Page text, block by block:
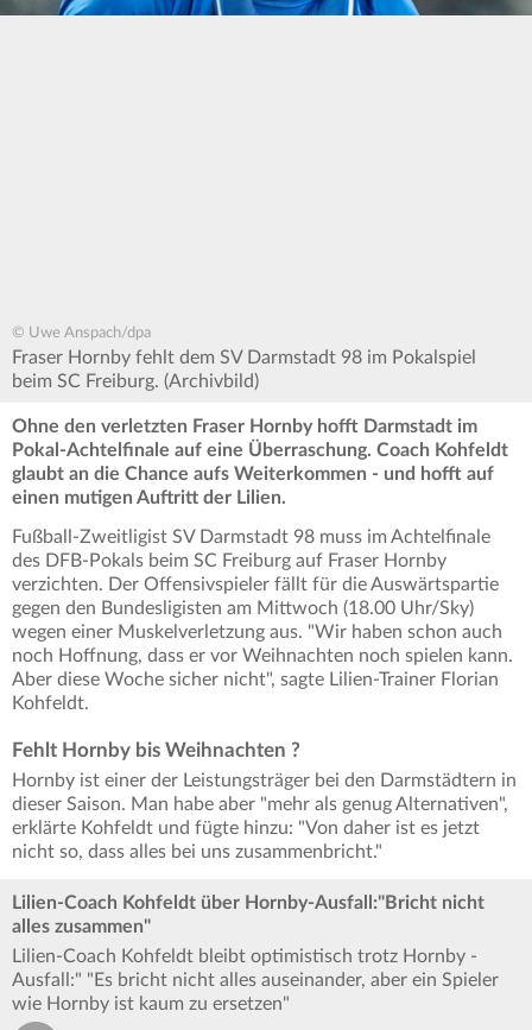
© Uwe Anspach/dpa
Fraser Hornby fehlt dem SV Darmstadt 98 im Pokalspiel
beim SC Freiburg. (Archivbild)
Ohne den verletzten Fraser Hornby hofft Darmstadt im
Pokal-Achtelfinale auf eine Überraschung. Coach Kohfeldt
glaubt an die Chance aufs Weiterkommen - und hofft auf
einen mutigen Auftritt der Lilien.
Fußball-Zweitligist SV Darmstadt 98 muss im Achtelfinale
des DFB-Pokals beim SC Freiburg auf Fraser Hornby
verzichten. Der Offensivspieler fällt für die Auswärtspartie
gegen den Bundesligisten am Mittwoch (18.00 Uhr/Sky)
wegen einer Muskelverletzung aus. "Wir haben schon auch
noch Hoffnung, dass er vor Weihnachten noch spielen kann.
Aber diese Woche sicher nicht", sagte Lilien-Trainer Florian
Kohfeldt.
Fehlt Hornby bis Weihnachten ?
Hornby ist einer der Leistungsträger bei den Darmstädtern in
dieser Saison. Man habe aber "mehr als genug Alternativen",
erklärte Kohfeldt und fügte hinzu: "Von daher ist es jetzt
nicht so, dass alles bei uns zusammenbricht."
Lilien-Coach Kohfeldt über Hornby-Ausfall:"Bricht nicht
alles zusammen"
Lilien-Coach Kohfeldt bleibt optimistisch trotz Hornby -
Ausfall:" "Es bricht nicht alles auseinander, aber ein Spieler
wie Hornby ist kaum zu ersetzen"